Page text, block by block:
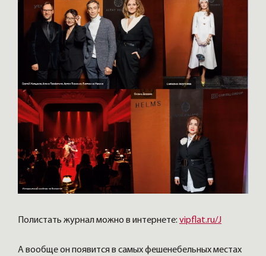
Полистать журнал можно в интернете: vipflat.ru/J
А вообще он появится в самых фешенебельных местах